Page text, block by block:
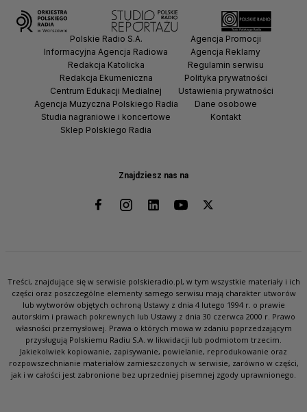
Znajdziesz nas na
Polskie Radio S.A.
Informacyjna Agencja Radiowa
Redakcja Katolicka
Redakcja Ekumeniczna
Centrum Edukacji Medialnej
Agencja Muzyczna Polskiego Radia
Studia nagraniowe i koncertowe
Sklep Polskiego Radia
Agencja Promocji
Agencja Reklamy
Regulamin serwisu
Polityka prywatności
Ustawienia prywatności
Dane osobowe
Kontakt
Treści, znajdujące się w serwisie polskieradio.pl, w tym wszystkie materiały i ich
części oraz poszczególne elementy samego serwisu mają charakter utworów
lub wytworów objętych ochroną Ustawy z dnia 4 lutego 1994 r. o prawie
autorskim i prawach pokrewnych lub Ustawy z dnia 30 czerwca 2000 r. Prawo
własności przemysłowej. Prawa o których mowa w zdaniu poprzedzającym
przysługują Polskiemu Radiu S.A. w likwidacji lub podmiotom trzecim.
Jakiekolwiek kopiowanie, zapisywanie, powielanie, reprodukowanie oraz
rozpowszechnianie materiałów zamieszczonych w serwisie, zarówno w części,
jak i w całości jest zabronione bez uprzedniej pisemnej zgody uprawnionego.